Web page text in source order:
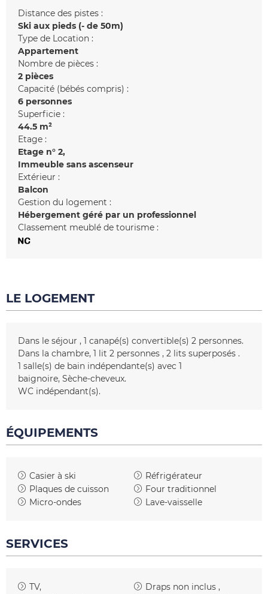
Distance des pistes :
Ski aux pieds (- de 50m)
Type de Location :
Appartement
Nombre de pièces :
2 pièces
Capacité (bébés compris) :
6 personnes
Superficie :
44.5 m²
Etage :
Etage n° 2
Immeuble sans ascenseur
Extérieur :
Balcon
Gestion du logement :
Hébergement géré par un professionnel
Classement meublé de tourisme :
LE LOGEMENT
Dans le séjour 1 canapé(s) convertible(s) 2 personnes
Dans la chambre 1 lit 2 personnes
2 lits superposés
1 salle(s) de bain indépendante(s) avec 1
baignoire Sèche-cheveux
WC indépendant(s)
ÉQUIPEMENTS
Casier à ski
Réfrigérateur
Plaques de cuisson
Four traditionnel
Micro-ondes
Lave-vaisselle
SERVICES
TV
Draps non inclus